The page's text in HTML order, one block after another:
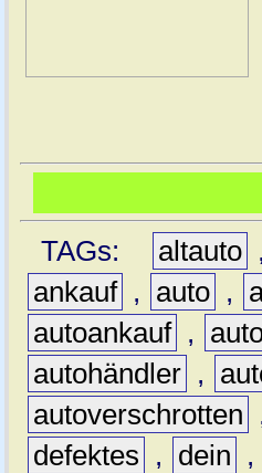
TAGs:
altauto ,
ankauf , auto ,
autoankauf ,
autohändler ,
autoverschrotten
defektes
, dein ,